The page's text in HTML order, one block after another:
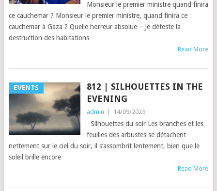
Monsieur le premier ministre quand finira
ce cauchemar ? Monsieur le premier ministre, quand finira ce
cauchemar à Gaza ? Quelle horreur absolue – Je déteste la
destruction des habitations
Read More
EVENTS
812 | SILHOUETTES IN THE
EVENING
admin 14/09/2025
Silhouettes du soir Les branches et les
feuilles des arbustes se détachent
nettement sur le ciel du soir, il s’assombrit lentement, bien que le
soleil brille encore
Read More